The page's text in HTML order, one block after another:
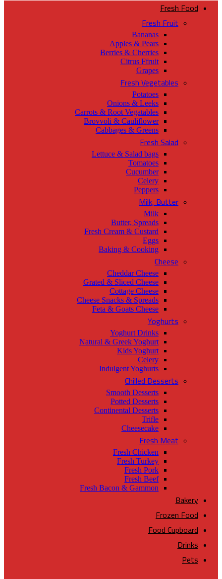
Fresh Food
Fresh Fruit
Bananas
Apples & Pears
Berries & Cherries
Citrus Ffruit
Grapes
Fresh Vegetables
Potatoes
Onions & Leeks
Carrots & Root Vegatables
Brovvoli & Cauliflower
Cabbages & Greens
Fresh Salad
Lettuce & Salad bags
Tomatoes
Cucumber
Celery
Peppers
Milk, Butter
Milk
Butter, Spreads
Fresh Cream & Custard
Eggs
Baking & Cooking
Cheese
Cheddar Cheese
Grated & Sliced Cheese
Cottage Cheese
Cheese Snacks & Spreads
Feta & Goats Cheese
Yoghurts
Yoghurt Drinks
Natural & Greek Yoghurt
Kids Yoghurt
Celery
Indulgent Yoghurts
Chilled Desserts
Smooth Desserts
Potted Desserts
Continental Desserts
Trifle
Cheesecake
Fresh Meat
Fresh Chicken
Fresh Turkey
Fresh Pork
Fresh Beef
Fresh Bacon & Gammon
Bakery
Frozen Food
Food Cupboard
Drinks
Pets